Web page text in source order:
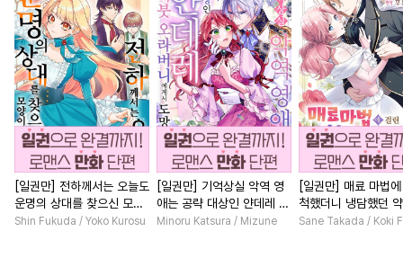
[일권만] 전하께서는 오늘도
운명의 상대를 찾으신 모양
이네요 (웃음) [단행본]
Shin Fukuda / Yoko Kurosu
[일권만] 기억상실 악역 영
애는 공략 대상인 얀데레 의
붓 오라버니에게서 도망칠
Minoru Katsura / Mizune
[일권만] 매료 마법
척했더니 냉담했던
가 맹목적인 사랑꾼
Sane Takada / Koki